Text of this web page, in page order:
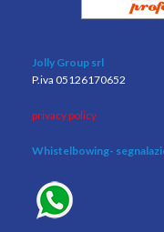
Jolly Group srl
P.iva 05126170652
privacy policy
Whistelbowing-